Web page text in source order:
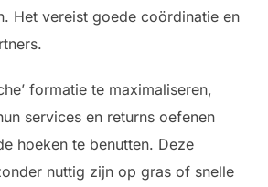
Het vereist goede coördinatie en
formatie te maximaliseren,
services en returns oefenen
hoeken te benutten. Deze
nuttig zijn op gras of snelle